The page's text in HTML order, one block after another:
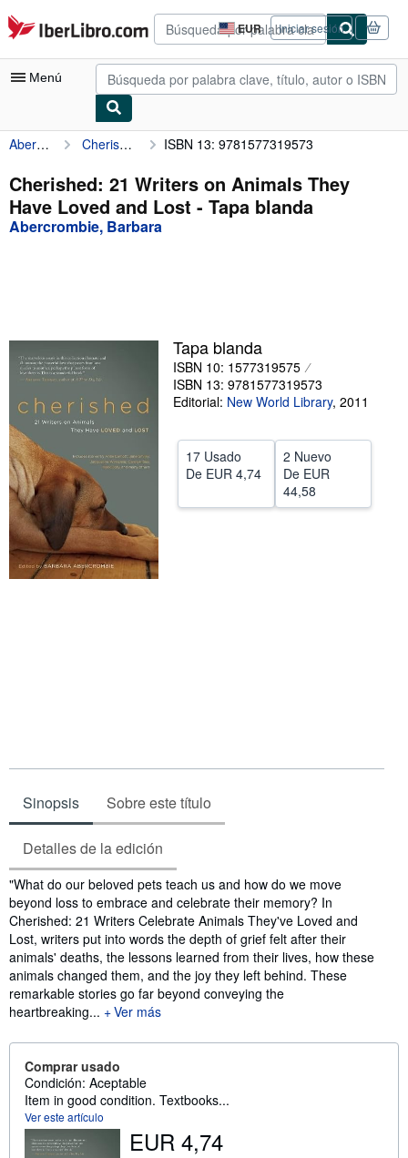
Pasar al contenido principal
IberLibro.com EUR
Preferencias
de
compra
del
Iniciar sesión
Menú
Mi cuenta
Consultar mis pedidos
Búsqueda avanzada
Vendedores
Comenzar a vender
Ayuda
Abercrombie, Barbara Cherished: 21 Writers on Animals They Have Loved and Lost ISBN 13: 9781577319573
Cherished: 21 Writers on Animals They
Have Loved and Lost - Tapa blanda
Abercrombie, Barbara
Tapa blanda
ISBN 10: 1577319575
ISBN 13: 9781577319573
Editorial: New World Library, 2011
17 Usado
De EUR 4,74
2 Nuevo
De EUR
44,58
Sinopsis Sobre este título
Detalles de la edición
Sinopsis
"What do our beloved pets teach us and how do we move
beyond loss to embrace and celebrate their memory? In
Cherished: 21 Writers Celebrate Animals They've Loved and
Lost, writers put into words the depth of grief felt after their
animals' deaths, the lessons learned from their lives, how these
animals changed them, and the joy they left behind. These
remarkable stories go far beyond conveying the
heartbreaking...
Ver más
Comprar usado
Condición: Aceptable
Item in good condition. Textbooks...
Ver este artículo
EUR 4,74